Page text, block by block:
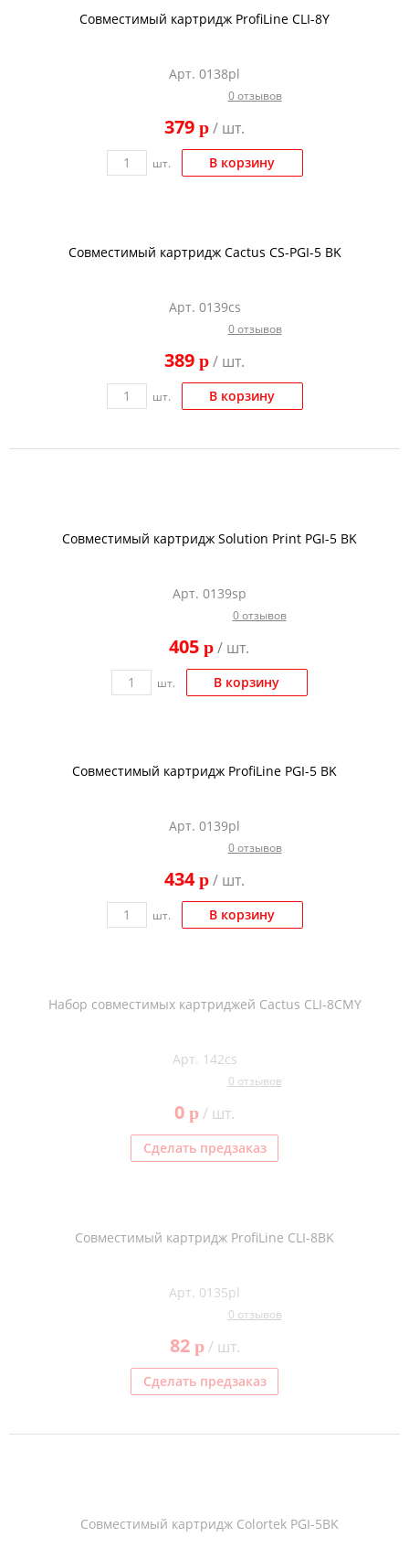
Совместимый картридж ProfiLine CLI-8Y
Арт. 0138pl
0 отзывов
379 p/ шт.
шт. В корзину
Совместимый картридж Cactus CS-PGI-5 BK
Арт. 0139cs
0 отзывов
389 p/ шт.
шт. В корзину
Совместимый картридж Solution Print PGI-5 BK
Арт. 0139sp
0 отзывов
405 p/ шт.
шт. В корзину
Совместимый картридж ProfiLine PGI-5 BK
Арт. 0139pl
0 отзывов
434p/ шт.
шт. В корзину
Набор совместимых картриджей Cactus CLI-8CMY
Арт. 142cs
0 отзывов
0 p/ шт.
Сделать предзаказ
Совместимый картридж ProfiLine CLI-8BK
Арт. 0135pl
0 отзывов
82 p/ шт.
Сделать предзаказ
Совместимый картридж Colortek PGI-5BK